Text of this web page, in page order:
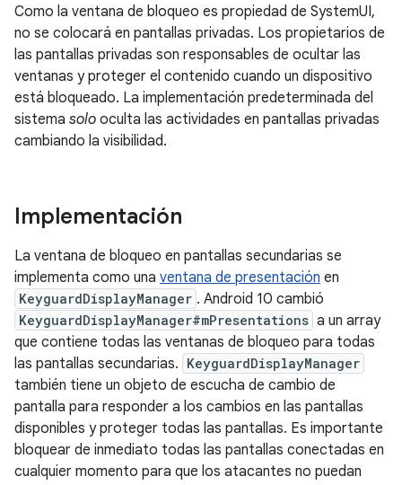
Como la ventana de bloqueo es propiedad de SystemUI,
no se colocará en pantallas privadas. Los propietarios de
las pantallas privadas son responsables de ocultar las
ventanas y proteger el contenido cuando un dispositivo
está bloqueado. La implementación predeterminada del
sistema solo oculta las actividades en pantallas privadas
cambiando la visibilidad.
Implementación
La ventana de bloqueo en pantallas secundarias se
implementa como una ventana de presentación en
KeyguardDisplayManager . Android 10 cambió
KeyguardDisplayManager#mPresentations a un array
que contiene todas las ventanas de bloqueo para todas
las pantallas secundarias. KeyguardDisplayManager
también tiene un objeto de escucha de cambio de
pantalla para responder a los cambios en las pantallas
disponibles y proteger todas las pantallas. Es importante
bloquear de inmediato todas las pantallas conectadas en
cualquier momento para que los atacantes no puedan